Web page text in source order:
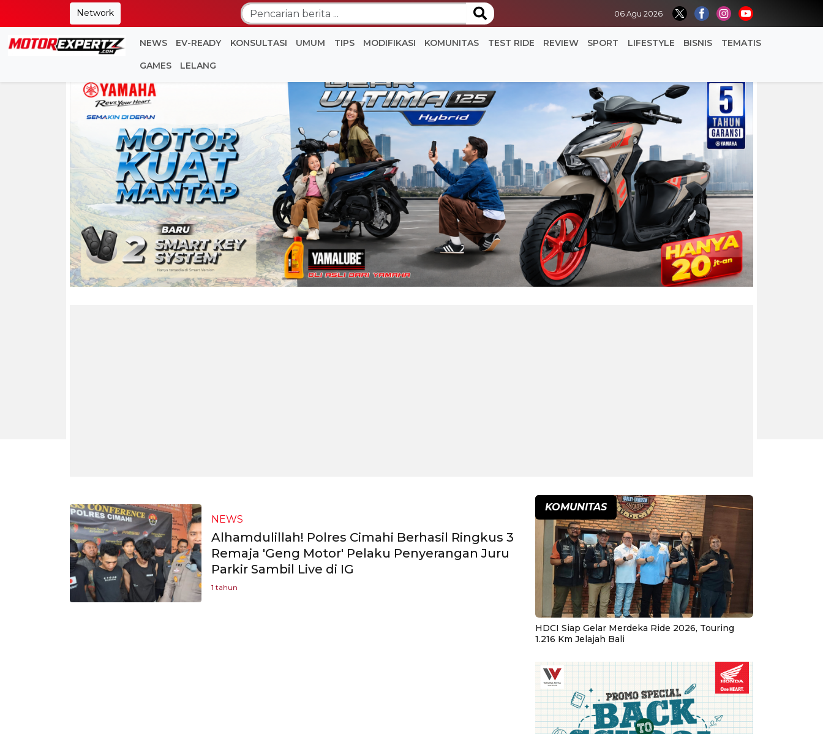
Network 06 Agu 2026
NEWS EV-READY KONSULTASI UMUM TIPS MODIFIKASI KOMUNITAS TEST RIDE REVIEW SPORT LIFESTYLE BISNIS TEMATIS
GAMES LELANG
NEWS
Alhamdulillah! Polres Cimahi Berhasil Ringkus 3
Remaja 'Geng Motor' Pelaku Penyerangan Juru
Parkir Sambil Live di IG
1 tahun
KOMUNITAS
HDCI Siap Gelar Merdeka Ride 2026, Touring
1.216 Km Jelajah Bali